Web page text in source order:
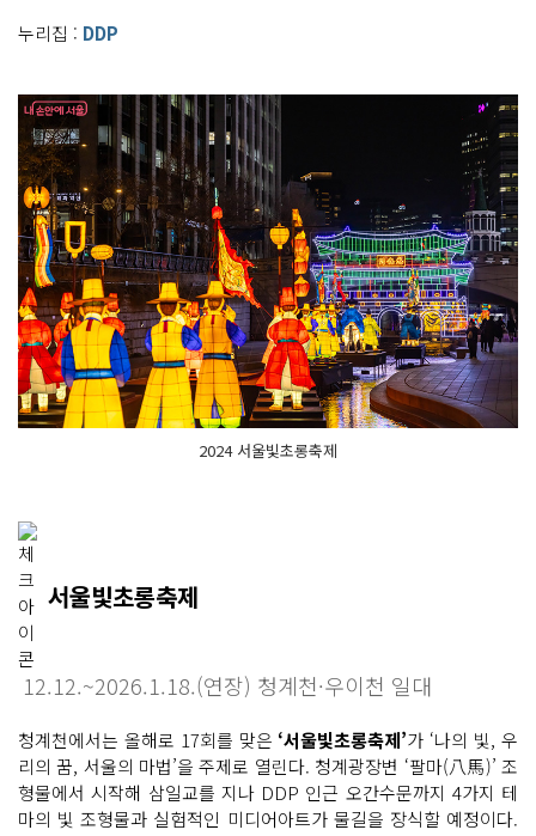
누리집 : DDP
2024 서울빛초롱축제
서울빛초롱축제
12.12.~2026.1.18.(연장) 청계천·우이천 일대
청계천에서는 올해로 17회를 맞은 ‘서울빛초롱축제’가 ‘나의 빛, 우
리의 꿈, 서울의 마법’을 주제로 열린다. 청계광장변 ‘팔마(八馬)’ 조
형물에서 시작해 삼일교를 지나 DDP 인근 오간수문까지 4가지 테
마의 빛 조형물과 실험적인 미디어아트가 물길을 장식할 예정이다.